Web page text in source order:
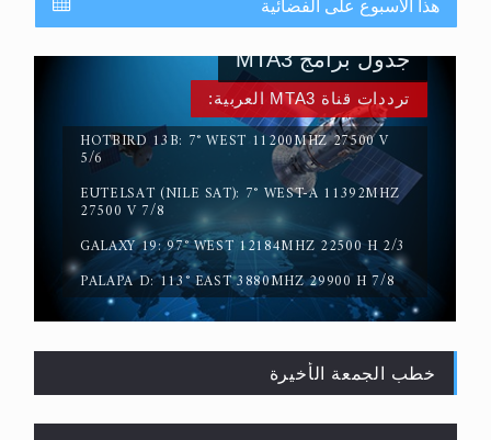
حقيقة المسيح الدجال
هذا الأسبوع على الفضائية
ترددات قناة MTA3 العربية:
HOTBIRD 13B: 7° WEST 11200MHZ 27500 V
5/6
EUTELSAT (NILE SAT): 7° WEST-A 11392MHZ
27500 V 7/8
GALAXY 19: 97° WEST 12184MHZ 22500 H 2/3
PALAPA D: 113° EAST 3880MHZ 29900 H 7/8
جدول برامج MTA3
خطب الجمعة الأخيرة